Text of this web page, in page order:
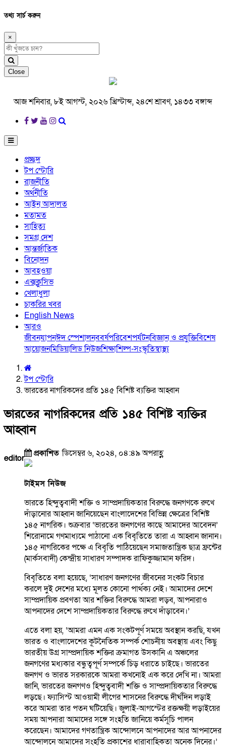
তথ্য সার্চ করুন
×
Close
আজ শনিবার, ৮ই আগস্ট, ২০২৬ খ্রিস্টাব্দ, ২৪শে শ্রাবণ, ১৪৩৩ বঙ্গাব্দ
প্রচ্ছদ
টপ স্টোরি
রাজনীতি
অর্থনীতি
আইন আদালত
মতামত
সাহিত্য
সমগ্র দেশ
আন্তর্জাতিক
বিনোদন
আবহওয়া
এক্সক্লুসিভ
খেলাধুলা
চাকরির খবর
English News
আরও
জীবনযাপনঈদ স্পেশালনববর্ষপরিবেশপর্যটনবিজ্ঞান ও প্রযুক্তিবিশেষ
আয়োজনমিডিয়ালিড নিউজশিক্ষাশিল্প-সংস্কৃতিস্বাস্থ্য
টপ স্টোরি
ভারতের নাগরিকদের প্রতি ১৪৫ বিশিষ্ট ব্যক্তির আহ্বান
ভারতের নাগরিকদের প্রতি ১৪৫ বিশিষ্ট ব্যক্তির
আহ্বান
editor প্রকাশিতডিসেম্বর ৬, ২০২৪, ০৪:৪৯ অপরাহ্ণ
টাইমস নিউজ
ভারতে হিন্দুত্ববাদী শক্তি ও সাম্প্রদায়িকতার বিরুদ্ধে জনগণকে রুখে
দাঁড়ানোর আহ্বান জানিয়েছেন বাংলাদেশের বিভিন্ন ক্ষেত্রের বিশিষ্ট
১৪৫ নাগরিক। শুক্রবার ‘ভারতের জনগণের কাছে আমাদের আবেদন’
শিরোনামে গণমাধ্যমে পাঠানো এক বিবৃতিতে তারা এ আহ্বান জানান।
১৪৫ নাগরিকের পক্ষে এ বিবৃতি পাঠিয়েছেন সমাজতান্ত্রিক ছাত্র ফ্রন্টের
(মার্কসবাদী) কেন্দ্রীয় সাধারণ সম্পাদক রাফিকুজ্জামান ফরিদ।
বিবৃতিতে বলা হয়েছে, ‘সাধারণ জনগণের জীবনের সংকট বিচার
করলে দুই দেশের মধ্যে মূলত কোনো পার্থক্য নেই। আমাদের দেশে
সাম্প্রদায়িক প্রবণতা আর শক্তির বিরুদ্ধে আমরা লড়ব, আপনারাও
আপনাদের দেশে সাম্প্রদায়িকতার বিরুদ্ধে রুখে দাঁড়াবেন।’
এতে বলা হয়, ‘আমরা এমন এক সংকটপূর্ণ সময়ে অবস্থান করছি, যখন
ভারত ও বাংলাদেশের কূটনৈতিক সম্পর্ক শোচনীয় অবস্থায় এবং কিছু
ভারতীয় উগ্র সাম্প্রদায়িক শক্তির ক্রমাগত উসকানি এ অঞ্চলের
জনগণের মধ্যকার বন্ধুত্বপূর্ণ সম্পর্কে চিড় ধরাতে চাইছে। ভারতের
জনগণ ও ভারত সরকারকে আমরা কখনোই এক করে দেখি না। আমরা
জানি, ভারতের জনগণও হিন্দুত্ববাদী শক্তি ও সাম্প্রদায়িকতার বিরুদ্ধে
লড়ছে। ফ্যাসিস্ট আওয়ামী লীগের শাসনের বিরুদ্ধে দীর্ঘদিন লড়াই
করে আমরা তার পতন ঘটিয়েছি। জুলাই-আগস্টের রক্তক্ষয়ী লড়াইয়ের
সময় আপনারা আমাদের সঙ্গে সংহতি জানিয়ে কর্মসূচি পালন
করেছেন। আমাদের গণতান্ত্রিক আন্দোলনে আপনাদের আর আপনাদের
আন্দোলনে আমাদের সংহতি প্রকাশের ধারাবাহিকতা অনেক দিনের।’